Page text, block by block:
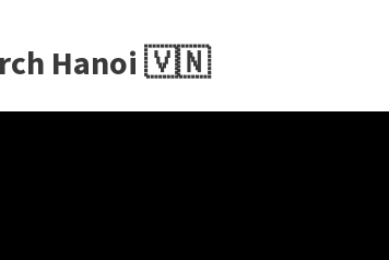
Hanoi 🇻🇳